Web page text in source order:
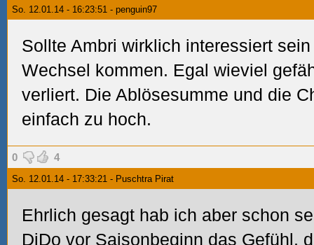
So. 12.01.14 - 16:23:51 - penguin97
Sollte Ambri wirklich interessiert
Wechsel kommen. Egal wieviel
verliert. Die Ablösesumme und die
einfach zu hoch.
0 4
So. 12.01.14 - 17:33:21 - Puschtra Pirat
Ehrlich gesagt hab ich aber schon
DiDo vor Saisonbeginn das Gefühl,